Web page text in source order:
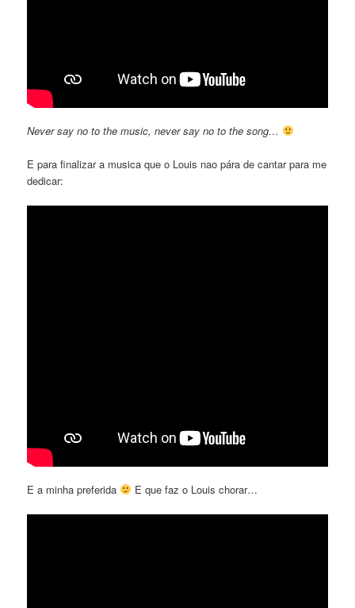
Never say no to the music, never say no to the song…
E para finalizar a musica que o Louis nao pára de cantar para me
dedicar:
E a minha preferida E que faz o Louis chorar…